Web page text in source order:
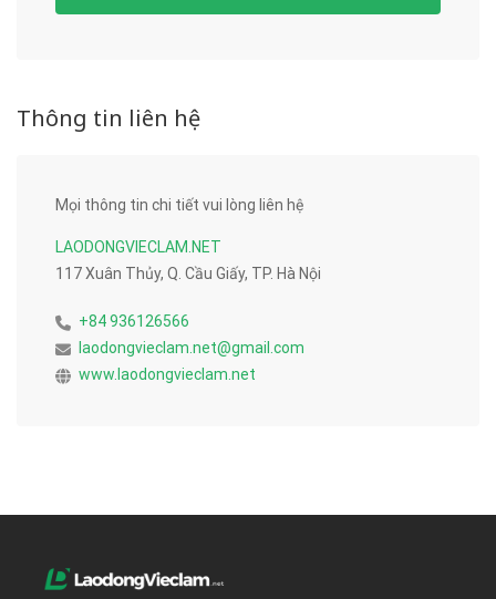
Thông tin liên hệ
Mọi thông tin chi tiết vui lòng liên hệ
LAODONGVIECLAM.NET
117 Xuân Thủy, Q. Cầu Giấy, TP. Hà Nội
+84 936126566
laodongvieclam.net@gmail.com
www.laodongvieclam.net